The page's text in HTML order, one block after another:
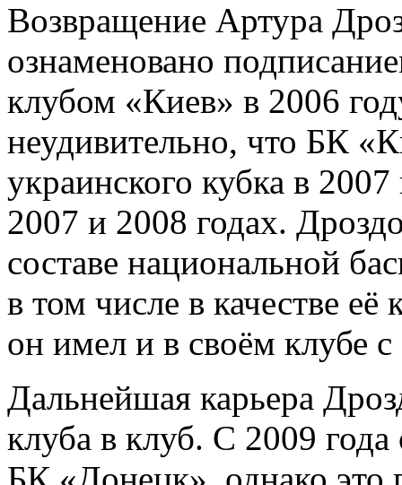
Возвращение Артура
ознаменовано
клубом «Киев» в 2006
неудивительно, что БК
украинского кубка в
2007 и 2008 годах.
составе национальной
в том числе в качестве её
он имел и в своём клубе с
Дальнейшая карьера
клуба в клуб. С 2009